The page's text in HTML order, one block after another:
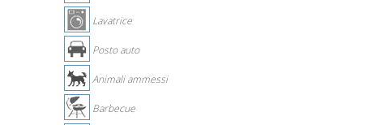
Lavatrice
Posto auto
Animali ammessi
Barbecue